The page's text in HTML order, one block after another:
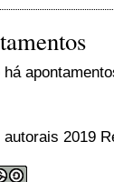
há
2019